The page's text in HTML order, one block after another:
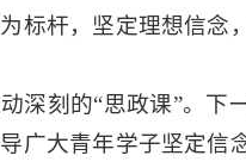
标杆，坚定理想信念
深刻的“思政课”。下
广大青年学子坚定信